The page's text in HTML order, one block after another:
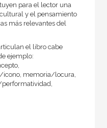
para el lector una
y el pensamiento
más relevantes del
el libro cabe
ejemplo:
memoria/locura,